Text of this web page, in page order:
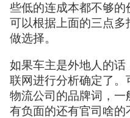
些低的连成本都不够的
可以根据上面的三点
做选择。
如果车主是外地人的
联网进行分析确定了
物流公司的品牌词，
有负面的还有官司啥